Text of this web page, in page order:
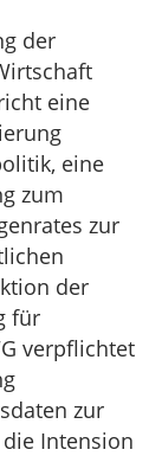
der
eine
eine
zum
zur
der
für
verpflichtet
zur
Intension